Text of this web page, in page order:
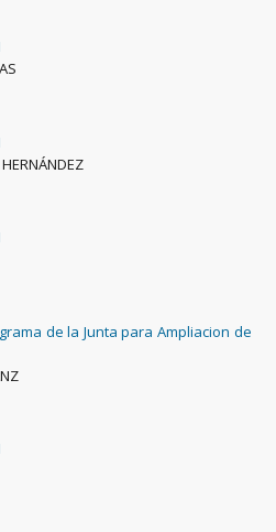
de la Junta para Ampliacion de